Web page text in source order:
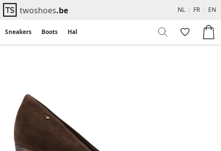
twoshoes.be NL | FR | EN
Sneakers Boots Hakken